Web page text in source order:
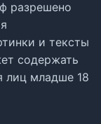
разрешено
и тексты
содержать
лиц младше 18